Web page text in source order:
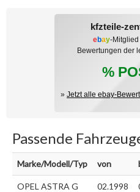
kfzteile-
ebay-Mitglied
Bewertungen der
%
» Jetzt alle ebay-
Passende
Marke/Modell/Typ von
OPEL ASTRA G
02.1998